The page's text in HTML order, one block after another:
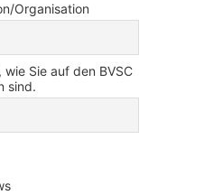
Organisation
Sie auf den BVSC
sind.